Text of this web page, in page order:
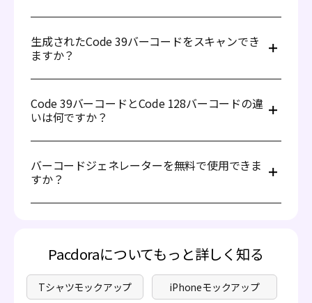
す。以下の手順に従ってください：
1. Code 39バーコードタイプを選択します。
2. データを入力します（数字、文字、記号に対応）。
します。
これで、Code 39バーコードの準備が整いました！
生成されたCode 39バーコードをスキャンでき
ますか？
ナーでスキャンできます。
Code 39バーコードとCode 128バーコードの違
いは何ですか？
アルファデータの両方をサポートします。これらは、図書
館の本、会員カード、小型アイテムなど、小売環境以外で
広く使用されています。ただし、Code 128はCode 39より
バーコードジェネレーターを無料で使用できま
すか？
Pacdoraについてもっと詳しく知る
Tシャツモックアップ iPhoneモックアップ